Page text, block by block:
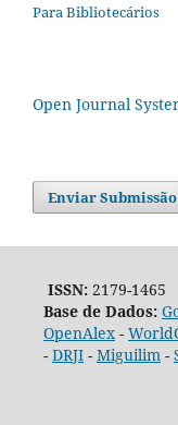
Para Bibliotecários
Open Journal
Enviar Submissão
ISSN:2179-
Base de Dados:
OpenAlex-
- DRJI- Miguilim -